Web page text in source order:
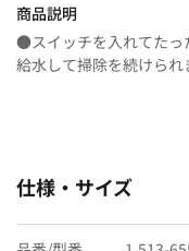
商品説明
●スイッチを入れてたっ
給水して掃除を続けられ
仕様・サイズ